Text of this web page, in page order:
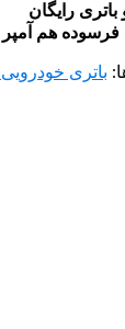
رایگان
فرسوده هم آمپر
باتری خودرویی 120 آمپر